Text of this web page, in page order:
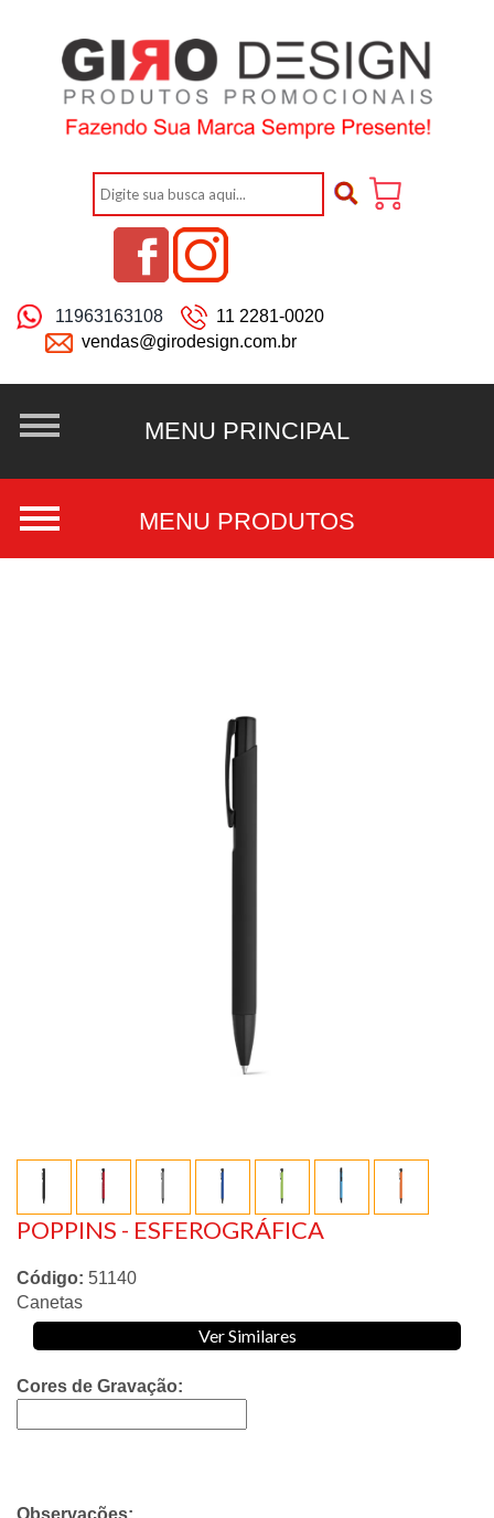
11963163108
11 2281-0020
vendas@girodesign.com.br
POPPINS - ESFEROGRÁFICA
Código: 51140
Canetas
Ver Similares
Cores de Gravação:
Observações: